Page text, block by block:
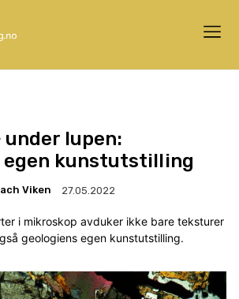
lupen:
egen kunstutstilling
Viken 27.05.2022
i mikroskop avduker ikke bare teksturer
geologiens egen kunstutstilling.